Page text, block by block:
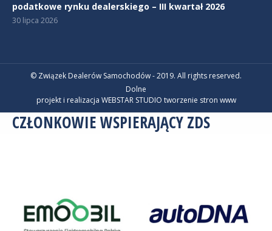
podatkowe rynku dealerskiego – III kwartał 2026
30 lipca 2026
© Związek Dealerów Samochodów - 2019. All rights reserved.
Dolne
projekt i realizacja WEBSTAR STUDIO tworzenie stron www
CZŁONKOWIE WSPIERAJĄCY ZDS